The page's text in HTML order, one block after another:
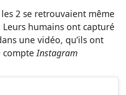
2 se retrouvaient même
Leurs humains ont capturé
une vidéo, qu’ils ont
compteInstagram